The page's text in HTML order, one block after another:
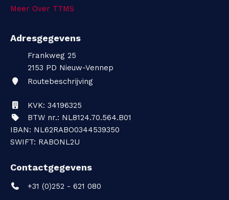
Meer Over TTMS
Adresgegevens
Frankweg 25
2153 PD Nieuw-Vennep
Routebeschrijving
KVK: 34196325
BTW nr.: NL8124.70.564.B01
IBAN: NL62RABO0344539350
SWIFT: RABONL2U
Contactgegevens
+31 (0)252 - 621 080